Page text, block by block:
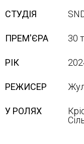
СТУДІЯ
ПРЕМ'ЄРА 30
РІК
РЕЖИСЕР
У РОЛЯХ